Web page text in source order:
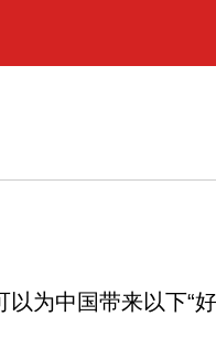
为中国带来以下“好